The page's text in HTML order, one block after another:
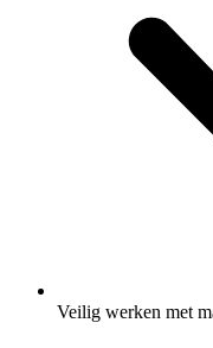
Veilig werken met